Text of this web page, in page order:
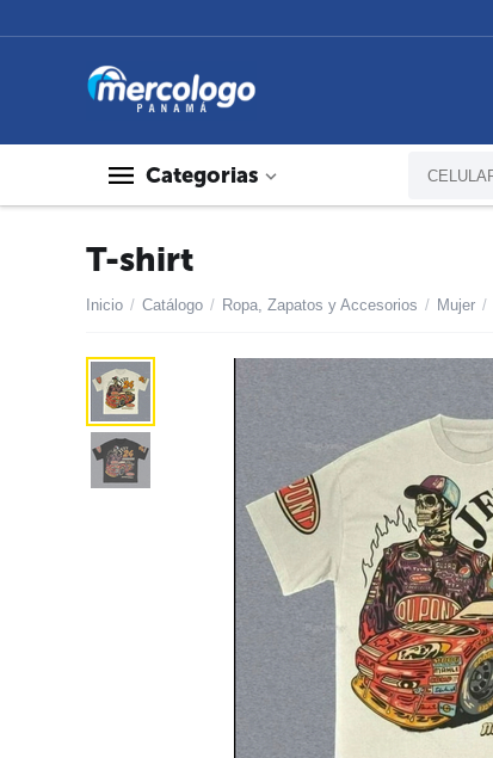
Categorias
T-shirt
Inicio / Catálogo / Ropa, Zapatos y Accesorios / Mujer /